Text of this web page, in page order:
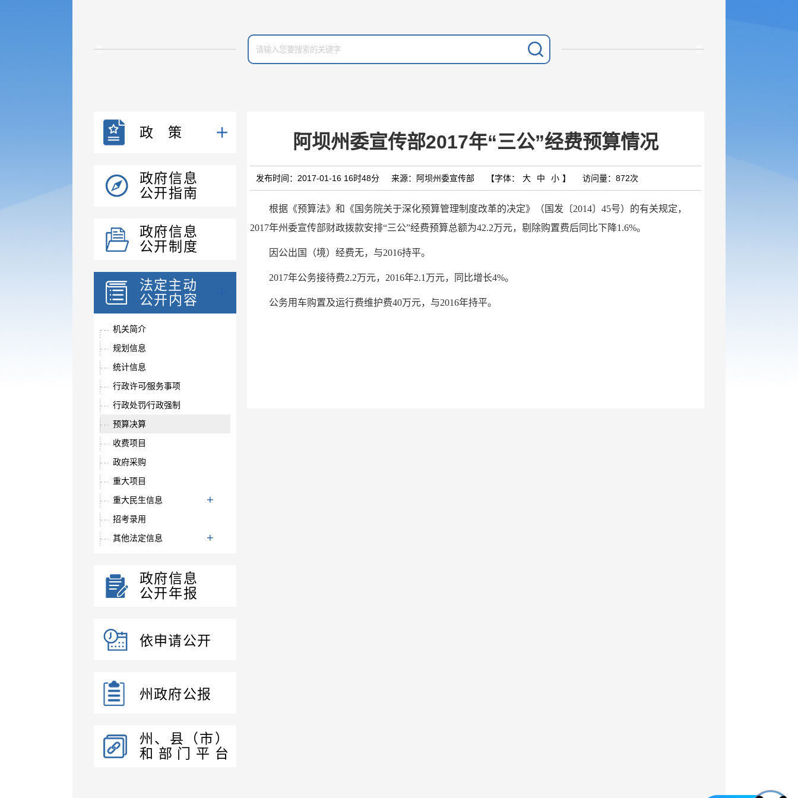
政策
政府信息
公开指南
政府信息
公开制度
法定主动
公开内容
机关简介
规划信息
统计信息
行政许可⁄服务事项
行政处罚⁄行政强制
预算决算
收费项目
政府采购
重大项目
重大民生信息
招考录用
其他法定信息
政府信息
公开年报
依申请公开
州政府公报
州、县（市）
和部门平台
阿坝州委宣传部2017年“三公”经费预算情况
发布时间：2017-01-16 16时48分 来源：阿坝州委宣传部 【字体： 大 中 小 】 访问量： 872次
根据《预算法》和《国务院关于深化预算管理制度改革的决定》（国发〔2014〕45号）的有关规定，
2017年州委宣传部财政拨款安排“三公”经费预算总额为42.2万元，剔除购置费后同比下降1.6%。
因公出国（境）经费无，与2016持平。
2017年公务接待费2.2万元，2016年2.1万元，同比增长4%。
公务用车购置及运行费维护费40万元，与2016年持平。